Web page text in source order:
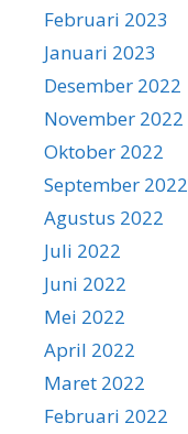
Februari 2023
Januari 2023
Desember 2022
November 2022
Oktober 2022
September 2022
Agustus 2022
Juli 2022
Juni 2022
Mei 2022
April 2022
Maret 2022
Februari 2022